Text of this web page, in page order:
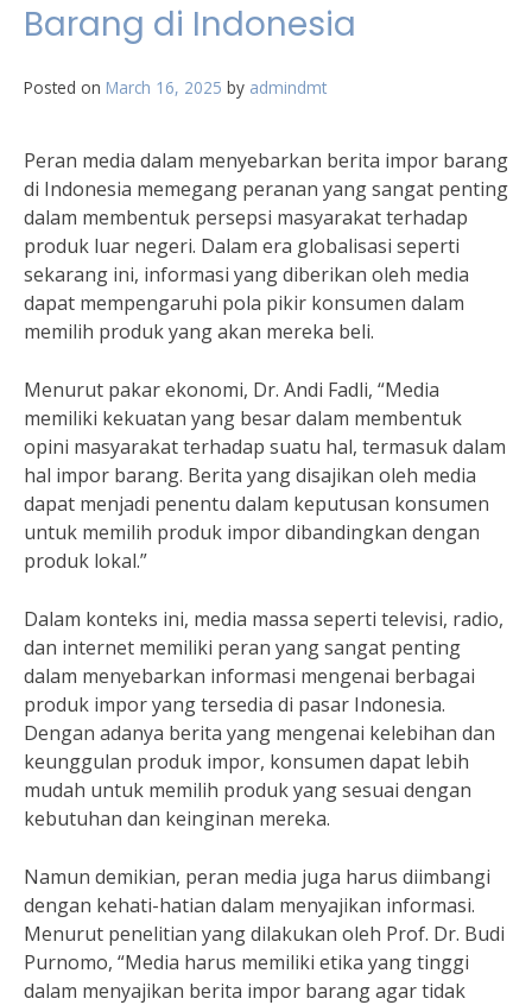
Barang di Indonesia
Posted on March 16, 2025 by admindmt
Peran media dalam menyebarkan berita impor barang
di Indonesia memegang peranan yang sangat penting
dalam membentuk persepsi masyarakat terhadap
produk luar negeri. Dalam era globalisasi seperti
sekarang ini, informasi yang diberikan oleh media
dapat mempengaruhi pola pikir konsumen dalam
memilih produk yang akan mereka beli.
Menurut pakar ekonomi, Dr. Andi Fadli, “Media
memiliki kekuatan yang besar dalam membentuk
opini masyarakat terhadap suatu hal, termasuk dalam
hal impor barang. Berita yang disajikan oleh media
dapat menjadi penentu dalam keputusan konsumen
untuk memilih produk impor dibandingkan dengan
produk lokal.”
Dalam konteks ini, media massa seperti televisi, radio,
dan internet memiliki peran yang sangat penting
dalam menyebarkan informasi mengenai berbagai
produk impor yang tersedia di pasar Indonesia.
Dengan adanya berita yang mengenai kelebihan dan
keunggulan produk impor, konsumen dapat lebih
mudah untuk memilih produk yang sesuai dengan
kebutuhan dan keinginan mereka.
Namun demikian, peran media juga harus diimbangi
dengan kehati-hatian dalam menyajikan informasi.
Menurut penelitian yang dilakukan oleh Prof. Dr. Budi
Purnomo, “Media harus memiliki etika yang tinggi
dalam menyajikan berita impor barang agar tidak